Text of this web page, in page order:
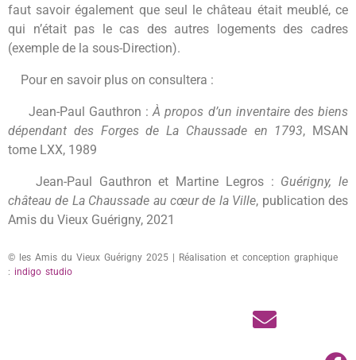
faut savoir également que seul le château était meublé, ce
qui n’était pas le cas des autres logements des cadres
(exemple de la sous-Direction).
Pour en savoir plus on consultera :
Jean-Paul Gauthron :À propos d’un inventaire des biens
dépendant des Forges de La Chaussade en 1793, MSAN
tome LXX, 1989
Jean-Paul Gauthron et Martine Legros : Guérigny, le
château de La Chaussade au cœur de la Ville, publication des
Amis du Vieux Guérigny, 2021
© les Amis du Vieux Guérigny 2025 | Réalisation et conception graphique
: indigo studio